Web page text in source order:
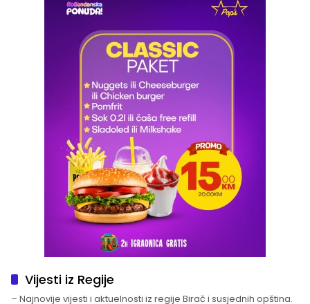
Vijesti iz Regije
– Najnovije vijesti i aktuelnosti iz regije Birač i susjednih opština.